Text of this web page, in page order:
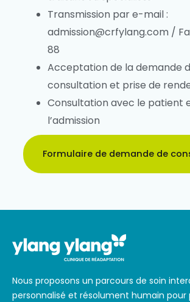
Transmission par e-mail :
admission@crfylang.com /
88
Acceptation de la demande
consultation et prise de
Consultation avec le patient
l’admission
Formulaire de demande de
Nous proposons un parcours de soin
personnalisé et résolument humain